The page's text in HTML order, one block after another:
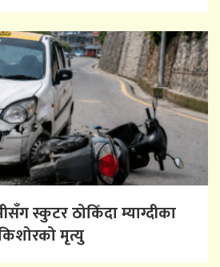
स्कुटर ठोकिँदा म्याग्दीका
मृत्यु